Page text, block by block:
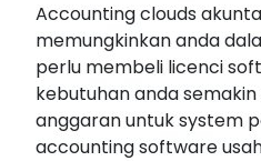
Accounting clouds
memungkinkan anda
perlu membeli licenci
kebutuhan anda
anggaran untuk system
accounting software